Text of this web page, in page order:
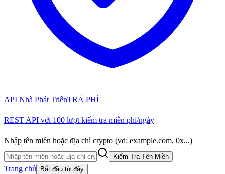
API Nhà Phát TriểnTRẢ PHÍ
REST API với 100 lượt kiểm tra miễn phí/ngày
Nhập tên miền hoặc địa chỉ crypto (vd: example.com, 0x...)
Kiểm Tra Tên Miền
Trang chủ Bắt đầu từ đây